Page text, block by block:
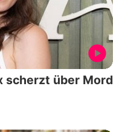
scherzt über Mord